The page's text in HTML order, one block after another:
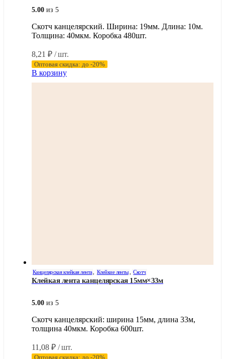
5.00 из 5
Скотч канцелярский. Ширина: 19мм. Длина: 10м.
Толщина: 40мкм. Коробка 480шт.
8,21 ₽ / шт.
Оптовая скидка: до -20%
В корзину
Канцелярская клейкая лента, Клейкие ленты, Скотч
Клейкая лента канцелярская 15мм×33м
5.00 из 5
Скотч канцелярский: ширина 15мм, длина 33м,
толщина 40мкм. Коробка 600шт.
11,08 ₽ / шт.
Оптовая скидка: до -20%